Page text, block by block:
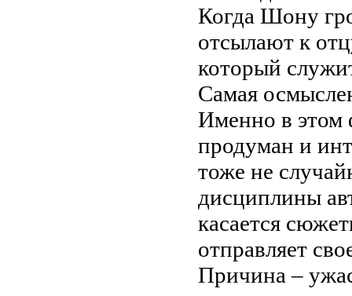
Когда Шону
отсылают к
который
Самая
Именно в этом
продуман и
тоже не
дисциплины
касается
отправляет
Причина –